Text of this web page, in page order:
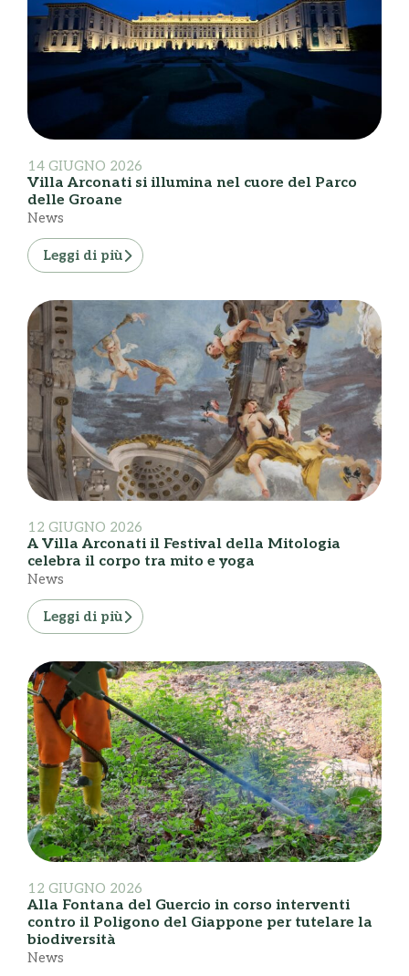
14 GIUGNO 2026
Villa Arconati si illumina nel cuore del Parco
delle Groane
News
Leggi di più
12 GIUGNO 2026
A Villa Arconati il Festival della Mitologia
celebra il corpo tra mito e yoga
News
Leggi di più
12 GIUGNO 2026
Alla Fontana del Guercio in corso interventi
contro il Poligono del Giappone per tutelare la
biodiversità
News